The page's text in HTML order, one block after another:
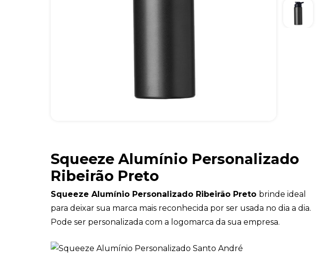
Squeeze Alumínio Personalizado
Ribeirão Preto
Squeeze Alumínio Personalizado Ribeirão Preto brinde ideal
para deixar sua marca mais reconhecida por ser usada no dia a dia.
Pode ser personalizada com a logomarca da sua empresa.